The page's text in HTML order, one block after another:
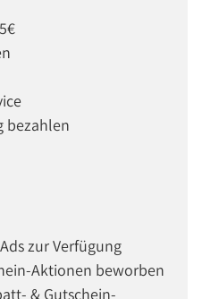
bezahlen
zur Verfügung
Aktionen beworben
& Gutschein-